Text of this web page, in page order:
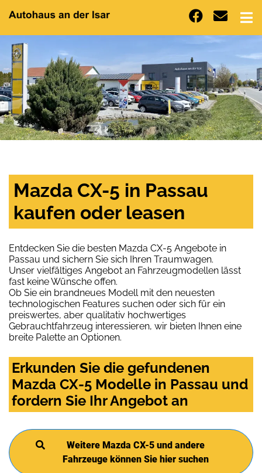
Mazda CX-5 in Passau
kaufen oder leasen
Entdecken Sie die besten Mazda CX-5 Angebote in
Passau und sichern Sie sich Ihren Traumwagen.
Unser vielfältiges Angebot an Fahrzeugmodellen lässt
fast keine Wünsche offen.
Ob Sie ein brandneues Modell mit den neuesten
technologischen Features suchen oder sich für ein
preiswertes, aber qualitativ hochwertiges
Gebrauchtfahrzeug interessieren, wir bieten Ihnen eine
breite Palette an Optionen.
Erkunden Sie die gefundenen
Mazda CX-5 Modelle in Passau und
fordern Sie Ihr Angebot an
Weitere Mazda CX-5 und andere
Fahrzeuge können Sie hier suchen